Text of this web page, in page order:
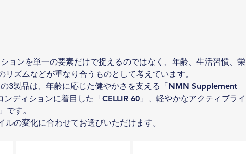
ョンを単一の要素だけで捉えるのではなく、年齢、生活習慣、栄
ズムなどが重なり合うものとして考えています。
3製品は、年齢に応じた健やかさを支える「NMN Supplement
ディションに着目した「CELLIR 60」、軽やかなアクティブライ
です。
の変化に合わせてお選びいただけます。